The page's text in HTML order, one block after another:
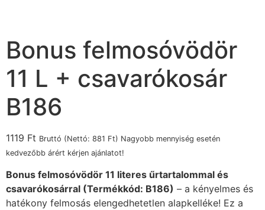
Bonus felmosóvödör
11 L + csavarókosár
B186
1119 Ft Bruttó (Nettó: 881 Ft) Nagyobb mennyiség esetén
kedvezőbb árért kérjen ajánlatot!
Bonus felmosóvödör 11 literes űrtartalommal és
csavarókosárral (Termékkód: B186) – a kényelmes és
hatékony felmosás elengedhetetlen alapkelléke! Ez a